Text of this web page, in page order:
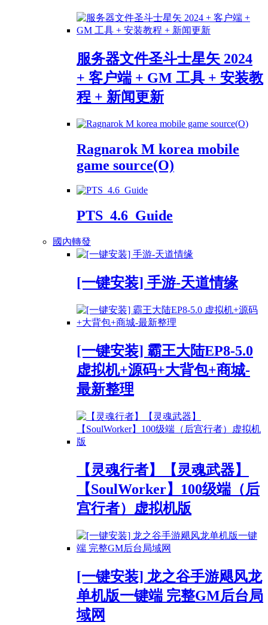
服务器文件圣斗士星矢 2024
+ 客户端 + GM 工具 + 安装教
程 + 新闻更新
Ragnarok M korea mobile
game source(O)
PTS_4.6_Guide
國內轉發
[一键安装] 手游-天道情缘
[一键安装] 霸王大陆EP8-5.0
虚拟机+源码+大背包+商城-
最新整理
【灵魂行者】【灵魂武器】
【SoulWorker】100级端（后
宫行者）虚拟机版
[一键安装] 龙之谷手游飓风龙
单机版一键端 完整GM后台局
域网